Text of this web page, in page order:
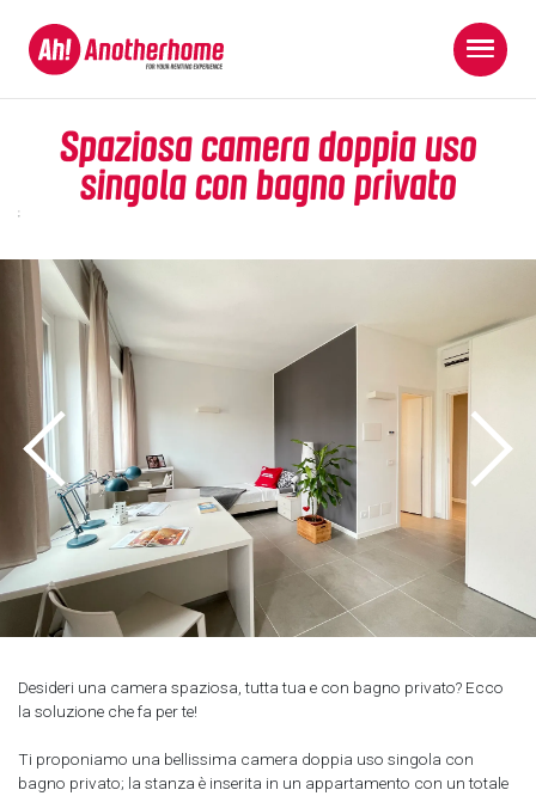
Spaziosa camera doppia uso
singola con bagno privato
;
Desideri una camera spaziosa, tutta tua e con bagno privato? Ecco
la soluzione che fa per te!
Ti proponiamo una bellissima camera doppia uso singola con
bagno privato; la stanza è inserita in un appartamento con un totale